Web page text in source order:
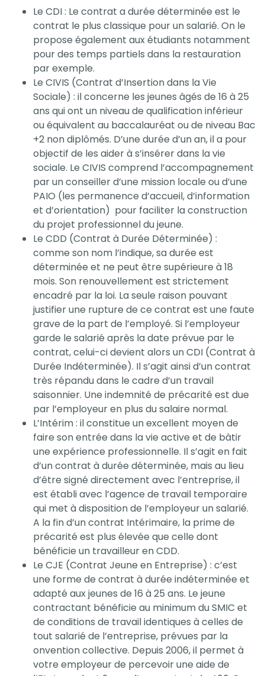
Le CDI : Le contrat a durée déterminée est le
contrat le plus classique pour un salarié. On le
propose également aux étudiants notamment
pour des temps partiels dans la restauration
par exemple.
Le CIVIS (Contrat d’Insertion dans la Vie
Sociale) : il concerne les jeunes âgés de 16 à 25
ans qui ont un niveau de qualification inférieur
ou équivalent au baccalauréat ou de niveau Bac
+2 non diplômés. D’une durée d’un an, il a pour
objectif de les aider à s’insérer dans la vie
sociale. Le CIVIS comprend l’accompagnement
par un conseiller d’une mission locale ou d’une
PAIO (les permanence d’accueil, d’information
et d’orientation) pour faciliter la construction
du projet professionnel du jeune.
Le CDD (Contrat à Durée Déterminée) :
comme son nom l’indique, sa durée est
déterminée et ne peut être supérieure à 18
mois. Son renouvellement est strictement
encadré par la loi. La seule raison pouvant
justifier une rupture de ce contrat est une faute
grave de la part de l’employé. Si l’employeur
garde le salarié après la date prévue par le
contrat, celui-ci devient alors un CDI (Contrat à
Durée Indéterminée). Il s’agit ainsi d’un contrat
très répandu dans le cadre d’un travail
saisonnier. Une indemnité de précarité est due
par l’employeur en plus du salaire normal.
L’Intérim : il constitue un excellent moyen de
faire son entrée dans la vie active et de bâtir
une expérience professionnelle. Il s’agit en fait
d’un contrat à durée déterminée, mais au lieu
d’être signé directement avec l’entreprise, il
est établi avec l’agence de travail temporaire
qui met à disposition de l’employeur un salarié.
A la fin d’un contrat Intérimaire, la prime de
précarité est plus élevée que celle dont
bénéficie un travailleur en CDD.
Le CJE (Contrat Jeune en Entreprise) : c’est
une forme de contrat à durée indéterminée et
adapté aux jeunes de 16 à 25 ans. Le jeune
contractant bénéficie au minimum du SMIC et
de conditions de travail identiques à celles de
tout salarié de l’entreprise, prévues par la
onvention collective. Depuis 2006, il permet à
votre employeur de percevoir une aide de